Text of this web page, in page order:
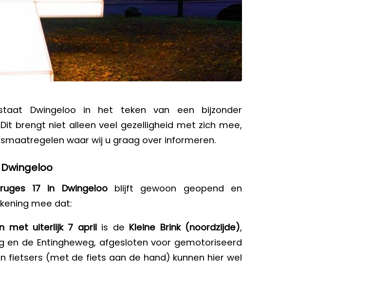
Dwingeloo in het teken van een bijzonder
brengt niet alleen veel gezelligheid met zich mee,
waar wij u graag over informeren.
17 in Dwingelooblijft gewoon geopend en
mee dat:
met uiterlijk 7 aprilis de Kleine Brink (noordzijde),
en de Entingheweg, afgesloten voor gemotoriseerd
fietsers (met de fiets aan de hand) kunnen hier wel